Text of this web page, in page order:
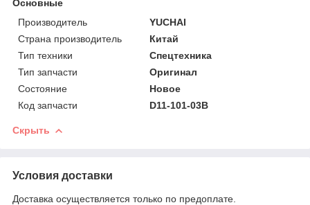
Основные
Производитель
YUCHAI
Страна производитель
Китай
Тип техники
Спецтехника
Тип запчасти
Оригинал
Состояние
Новое
Код запчасти
D11-101-03B
Скрыть
Условия доставки
Доставка осуществляется только по предоплате.